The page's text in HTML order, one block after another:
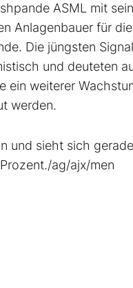
ASML mit
Anlagenbauer für
Die jüngsten
und deuteten
ein weiterer
werden.
und sieht sich
ag/ajx/men